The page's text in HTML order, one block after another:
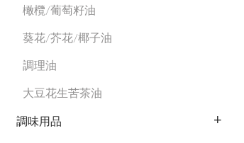
橄欖/葡萄籽油
葵花/芥花/椰子油
調理油
大豆花生苦茶油
調味用品